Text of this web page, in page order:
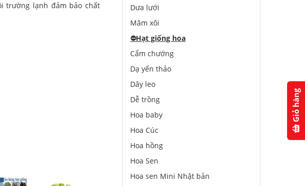
trường lạnh đảm bảo chất
Dưa lưới
Mâm xôi
⛔️Hạt giống hoa
Cẩm chướng
Dạ yến thảo
Dây leo
Dễ trồng
Hoa baby
Hoa Cúc
Hoa hồng
Hoa Sen
Hoa sen Mini Nhật bản
Giỏ hàng